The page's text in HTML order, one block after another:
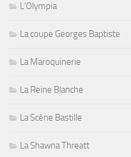
L'Olympia
La coupe Georges Baptiste
La Maroquinerie
La Reine Blanche
La Scène Bastille
La Shawna Threatt